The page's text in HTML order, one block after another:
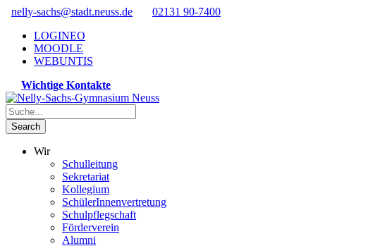
nelly-sachs@stadt.neuss.de
02131 90-7400
LOGINEO
MOODLE
WEBUNTIS
Wichtige Kontakte
Wir
Schulleitung
Sekretariat
Kollegium
SchülerInnenvertretung
Schulpflegschaft
Förderverein
Alumni